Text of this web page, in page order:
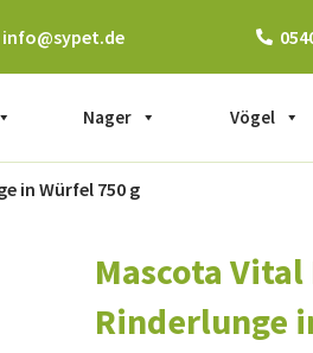
info@sypet.de
Nager Vögel
in Würfel 750 g
Mascota
Rinderlunge